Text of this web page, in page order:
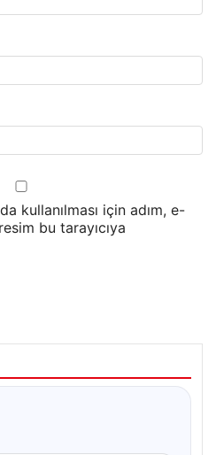
kullanılması için adım, e-
bu tarayıcıya